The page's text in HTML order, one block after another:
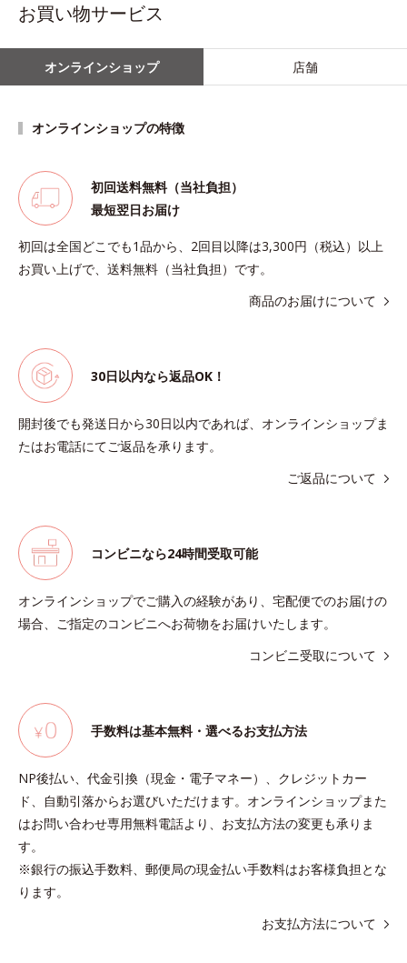
お買い物サービス
オンラインショップ 店舗
オンラインショップの特徴
初回送料無料（当社負担）
最短翌日お届け
初回は全国どこでも1品から、2回目以降は3,300円（税込）以上
お買い上げで、送料無料（当社負担）です。
商品のお届けについて
30日以内なら返品OK！
開封後でも発送日から30日以内であれば、オンラインショップま
たはお電話にてご返品を承ります。
ご返品について
コンビニなら24時間受取可能
オンラインショップでご購入の経験があり、宅配便でのお届けの
場合、ご指定のコンビニへお荷物をお届けいたします。
コンビニ受取について
手数料は基本無料・選べるお支払方法
NP後払い、代金引換（現金・電子マネー）、クレジットカー
ド、自動引落からお選びいただけます。オンラインショップまた
はお問い合わせ専用無料電話より、お支払方法の変更も承りま
す。
※銀行の振込手数料、郵便局の現金払い手数料はお客様負担とな
ります。
お支払方法について